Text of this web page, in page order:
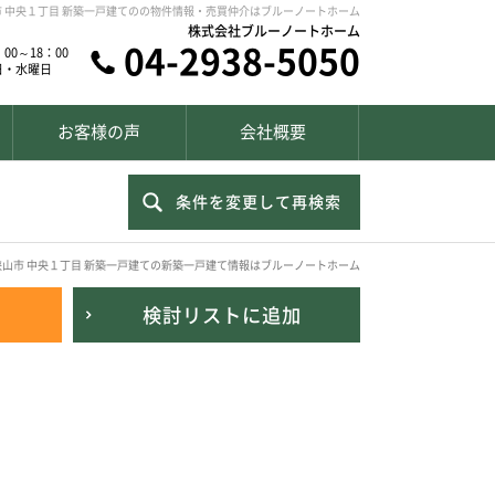
中央１丁目 新築一戸建てのの物件情報・売買仲介はブルーノートホーム
～18：00
水曜日
株式会社ブルーノートホーム
04-2938-5050
お客様の声 会社概要
条件を変更して再検索
市 中央１丁目 新築一戸建ての新築一戸建て情報はブルーノートホーム
検討リストに追加